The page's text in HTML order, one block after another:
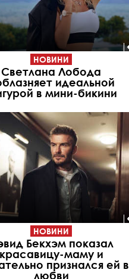
НОВИНИ
Светлана Лобода
идеальной
в мини-бикини
НОВИНИ
Бекхэм показал
красавицу-маму и
признался ей в
любви